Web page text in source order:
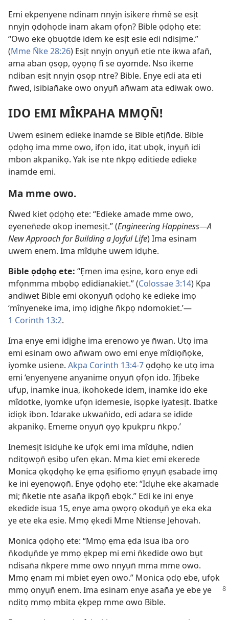
Emi ekpenyene ndinam nnyịn isikere m̀mê se esịt
nnyịn ọdọhọde inam akam ọfọn? Bible ọdọhọ ete:
“Owo eke ọbuọtde idem ke esịt esie edi ndisịme.”
(Mme N̄ke 28:26) Esịt nnyịn onyụn̄ etie nte ikwa afan̄,
ama aban ọsọp, ọyọnọ fi se oyomde. Nso ikeme
ndiban esịt nnyịn ọsọp ntre? Bible. Enye edi ata eti
n̄wed, isibian̄ake owo onyụn̄ an̄wam ata ediwak owo.
IDO EMI MÎKPAHA MMỌN̄!
Uwem esinem edieke inamde se Bible etịn̄de. Bible
ọdọhọ ima mme owo, ifọn ido, itat ubọk, inyụn̄ idi
mbon akpanikọ. Yak ise nte n̄kpọ editiede edieke
inamde emi.
Ma mme owo.
N̄wed kiet ọdọhọ ete: “Edieke amade mme owo,
eyenen̄ede okop inemesịt.” (Engineering Happiness—A
New Approach for Building a Joyful Life) Ima esinam
uwem enem. Ima mîdụhe uwem idụhe.
Bible ọdọhọ ete: “Ẹmen ima ẹsịne, koro enye edi
mfọnmma mbọbọ edidianakiet.” (Colossae 3:14) Kpa
andiwet Bible emi okonyụn̄ ọdọhọ ke edieke imọ
‘mînyeneke ima, imọ idịghe n̄kpọ ndomokiet.’—
1 Corinth 13:2.
Ima enye emi idịghe ima erenowo ye n̄wan. Utọ ima
emi esinam owo an̄wam owo emi enye mîdiọn̄ọke,
iyomke usiene. Akpa Corinth 13:4-7 ọdọhọ ke utọ ima
emi ‘enyenyene anyanime onyụn̄ ọfọn ido. Ifịbeke
ufụp, inamke inua, ikohokede idem, inamke ido eke
mîdotke, iyomke ufọn idemesie, isọpke iyatesịt. Ibatke
idiọk ibon. Idarake ukwan̄ido, edi adara se idide
akpanikọ. Ememe onyụn̄ ọyọ kpukpru n̄kpọ.’
Inemesịt isidụhe ke ufọk emi ima mîdụhe, ndien
nditọwọn̄ ẹsibọ ufen ẹkan. Mma kiet emi ekerede
Monica ọkọdọhọ ke ẹma ẹsifiomo ẹnyụn̄ ẹsabade imọ
ke ini eyenọwọn̄. Enye ọdọhọ ete: “Idụhe eke akamade
mi; n̄ketie nte asan̄a ikpọn̄ ebọk.” Edi ke ini enye
ekedide isua 15, enye ama ọwọrọ okodụn̄ ye eka eka
ye ete eka esie. Mmọ ẹkedi Mme Ntiense Jehovah.
Monica ọdọhọ ete: “Mmọ ẹma ẹda isua iba oro
n̄kodụn̄de ye mmọ ẹkpep mi emi n̄kedide owo bụt
ndisan̄a n̄kpere mme owo nnyụn̄ mma mme owo.
Mmọ ẹnam mi mbiet eyen owo.” Monica ọdọ ebe, ufọk
mmọ onyụn̄ enem. Ima esinam enyeasan̄a ye ebe ye
nditọ mmọ mbita ẹkpep mme owo Bible.